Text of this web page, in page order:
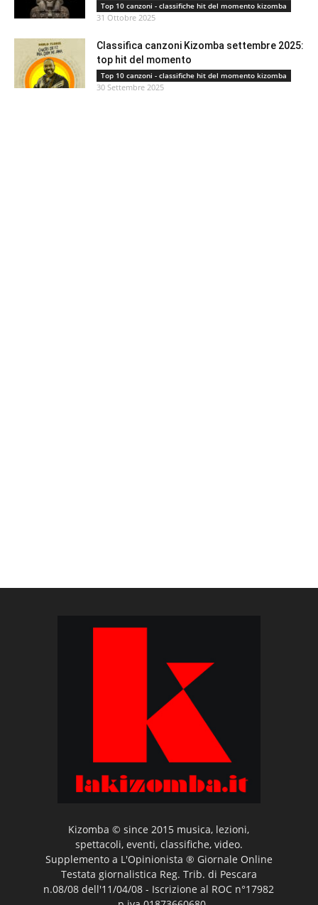
Top 10 canzoni - classifiche hit del momento kizomba
31 Ottobre 2025
Classifica canzoni Kizomba settembre 2025:
top hit del momento
Top 10 canzoni - classifiche hit del momento kizomba
30 Settembre 2025
Kizomba © since 2015 musica, lezioni,
spettacoli, eventi, classifiche, video.
Supplemento a L'Opinionista ® Giornale Online
Testata giornalistica Reg. Trib. di Pescara
n.08/08 dell'11/04/08 - Iscrizione al ROC n°17982